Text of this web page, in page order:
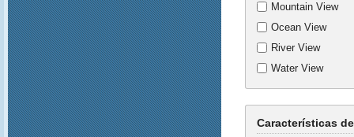
Mountain View
Ocean View
River View
Water View
Características